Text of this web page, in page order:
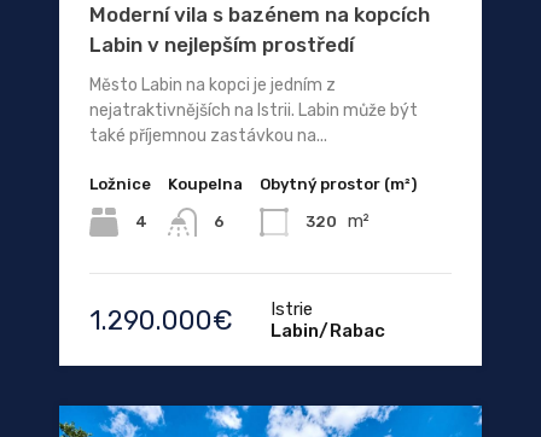
Moderní vila s bazénem na kopcích
Labin v nejlepším prostředí
Město Labin na kopci je jedním z
nejatraktivnějších na Istrii. Labin může být
také příjemnou zastávkou na...
Ložnice
4
Koupelna
6
Obytný prostor (m²)
320 m²
1.290.000€
Istrie
Labin/Rabac